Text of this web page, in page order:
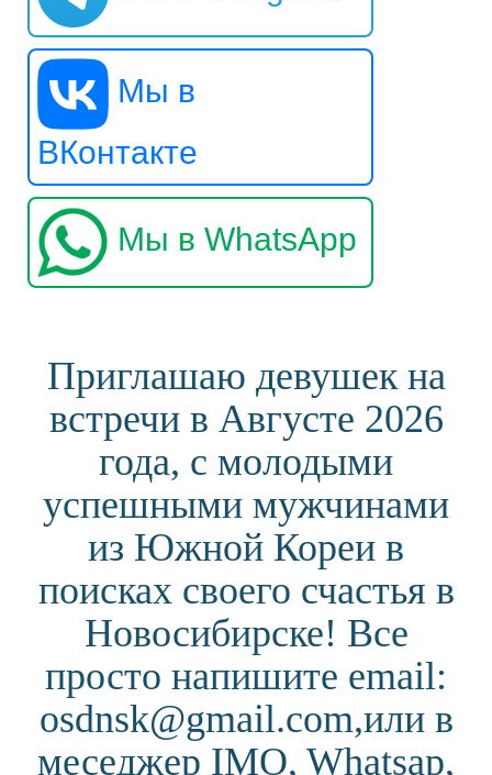
Мы в
ВКонтакте
Мы в WhatsApp
Приглашаю девушек на
встречи в Августе 2026
года, с молодыми
успешными мужчинами
из Южной Кореи в
поисках своего счастья в
Новосибирске! Все
просто напишите email:
osdnsk@gmail.com,или в
меседжер IMO, Whatsap,